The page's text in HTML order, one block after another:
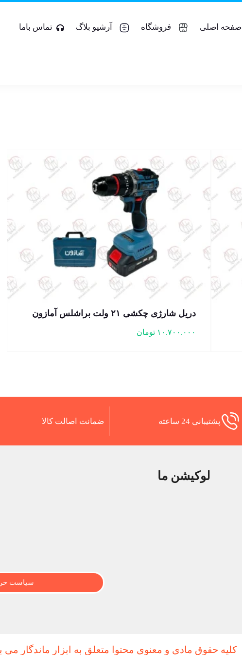
صفحه اصلی فروشگاه آرشیو بلاگ تماس باما
دریل شارژی چکشی ۲۱ ولت براشلس آمازون
۱۰.۷۰۰.۰۰۰ تومان
پشتیبانی 24 ساعته ضمانت اصالت کالا
لوکیشن ما
سیاست
کلیه حقوق مادی و معنوی محتوا متعلق به ابزار ماندگار می